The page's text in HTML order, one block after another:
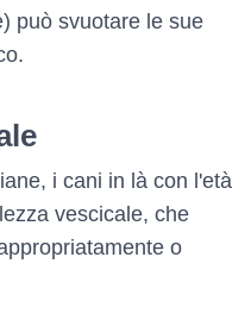
può svuotare le sue
i cani in là con l'età
vescicale, che
o